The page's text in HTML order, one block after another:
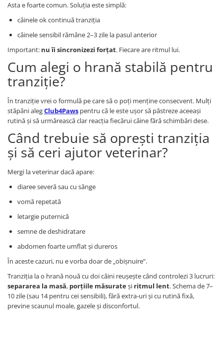
Asta e foarte comun. Soluția este simplă:
câinele ok continuă tranziția
câinele sensibil rămâne 2–3 zile la pasul anterior
Important: nu îi sincronizezi forțat. Fiecare are ritmul lui.
Cum alegi o hrană stabilă pentru
tranziție?
În tranziție vrei o formulă pe care să o poți menține consecvent. Mulți
stăpâni alegClub4Paws pentru că le este ușor să păstreze aceeași
rutină și să urmărească clar reacția fiecărui câine fără schimbări dese.
Când trebuie să oprești tranziția
și să ceri ajutor veterinar?
Mergi la veterinar dacă apare:
diaree severă sau cu sânge
vomă repetată
letargie puternică
semne de deshidratare
abdomen foarte umflat și dureros
În aceste cazuri, nu e vorba doar de „obișnuire”.
Tranziția la o hrană nouă cu doi câini reușește când controlezi 3 lucruri:
separarea la masă, porțiile măsurateși ritmul lent. Schema de 7–
10 zile (sau 14 pentru cei sensibili), fără extra-uri și cu rutină fixă,
previne scaunul moale, gazele și disconfortul.